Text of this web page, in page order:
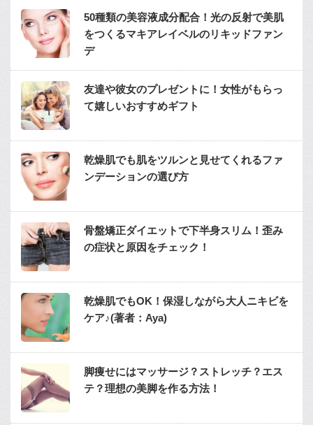
50種類の美容液成分配合！光の反射で美肌
をつくるマキアレイベルのリキッドファン
デ
友達や彼女のプレゼントに！女性がもらっ
て嬉しいおすすめギフト
乾燥肌でも肌をツルンと見せてくれるファ
ンデーションの選び方
骨盤矯正ダイエットで下半身スリム！歪み
の症状と原因をチェック！
乾燥肌でもOK！保湿しながら大人ニキビを
ケア♪(著者：Aya)
脚痩せにはマッサージ？ストレッチ？エス
テ？理想の美脚を作る方法！